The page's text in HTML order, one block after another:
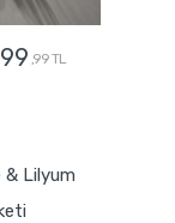
,99 TL
& Lilyum